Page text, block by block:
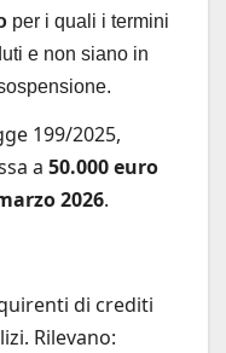
per i quali i termini
e non siano in
199/2025,
a 50.000 euro
2026.
di crediti
Rilevano: